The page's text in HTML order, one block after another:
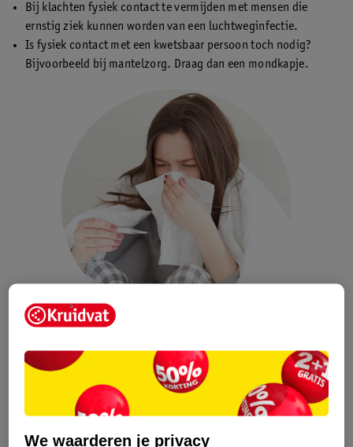
Bij klachten fysiek contact te vermijden met mensen die
ernstig ziek kunnen worden van een luchtweginfectie.
Is fysiek contact met een kwetsbaar persoon toch nodig?
Bijvoorbeeld bij mantelzorg. Draag dan een mondkapje.
Voor iedereen met of zonder coronaklachten geldt:
Hoest of nies in je elleboog.
We waarderen je privacy